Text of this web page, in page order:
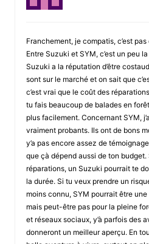
Franchement, je compatis, c’est
Entre Suzuki et SYM, c’est un peu
Suzuki a la réputation d’être
sont sur le marché et on sait que
c’est vrai que le coût des
tu fais beaucoup de balades en
plus facilement. Concernant SYM,
vraiment probants. Ils ont de bons
y’a pas encore assez de
que çà dépend aussi de ton budget.
réparations, un Suzuki pourrait te
la durée. Si tu veux prendre un
moins connu, SYM pourrait être
mais peut-être pas pour la pleine
et réseaux sociaux, y’à parfois des
donneront un meilleur aperçu. En